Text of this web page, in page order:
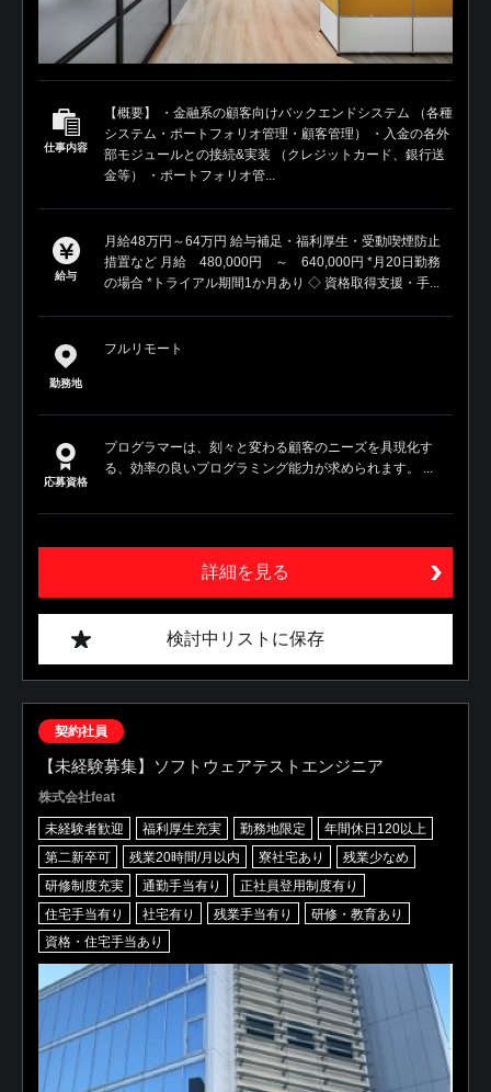
仕事内容
【概要】 ・金融系の顧客向けバックエンドシステム （各種
システム・ポートフォリオ管理・顧客管理） ・入金の各外
部モジュールとの接続&実装 （クレジットカード、銀行送
金等） ・ポートフォリオ管...
給与
月給48万円～64万円 給与補足・福利厚生・受動喫煙防止
措置など 月給 480,000円 ～ 640,000円 *月20日勤務
の場合 *トライアル期間1か月あり ◇ 資格取得支援・手...
勤務地
フルリモート
応募資格
プログラマーは、刻々と変わる顧客のニーズを具現化す
る、効率の良いプログラミング能力が求められます。 ...
詳細を見る
検討中リストに保存
契約社員
【未経験募集】ソフトウェアテストエンジニア
株式会社feat
未経験者歓迎 福利厚生充実 勤務地限定
年間休日120以上
第二新卒可
残業20時間/月以内 寮社宅あり
残業少なめ
研修制度充実
通勤手当有り
正社員登用制度有り
住宅手当有り
社宅有り 残業手当有り
研修・教育あり
資格・住宅手当あり